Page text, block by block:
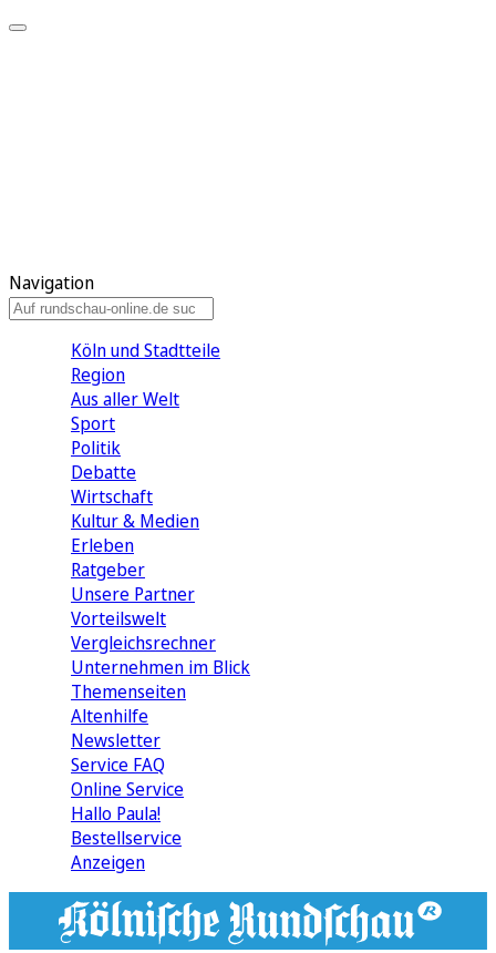
Navigation
Köln und Stadtteile
Region
Aus aller Welt
Sport
Politik
Debatte
Wirtschaft
Kultur & Medien
Erleben
Ratgeber
Unsere Partner
Vorteilswelt
Vergleichsrechner
Unternehmen im Blick
Themenseiten
Altenhilfe
Newsletter
Service FAQ
Online Service
Hallo Paula!
Bestellservice
Anzeigen